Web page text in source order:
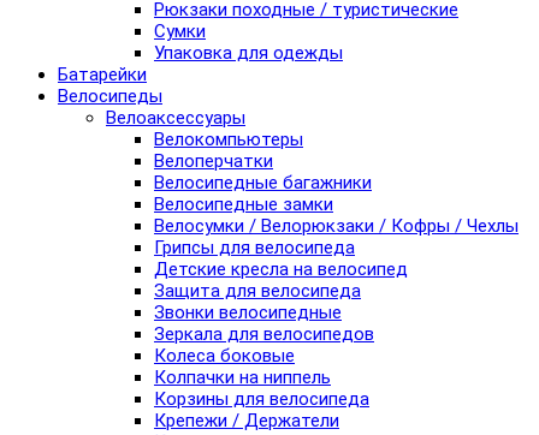
Рюкзаки походные / туристические
Сумки
Упаковка для одежды
Батарейки
Велосипеды
Велоаксессуары
Велокомпьютеры
Велоперчатки
Велосипедные багажники
Велосипедные замки
Велосумки / Велорюкзаки / Кофры / Чехлы
Грипсы для велосипеда
Детские кресла на велосипед
Защита для велосипеда
Звонки велосипедные
Зеркала для велосипедов
Колеса боковые
Колпачки на ниппель
Корзины для велосипеда
Крепежи / Держатели